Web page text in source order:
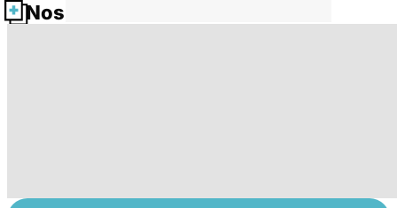
Nos fiches santé